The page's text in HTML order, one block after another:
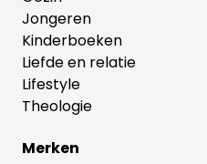
Jongeren
Kinderboeken
Liefde en relatie
Lifestyle
Theologie
Merken